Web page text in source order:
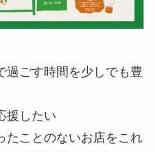
ごす時間を少しでも豊
援したい
ことのないお店をこれ